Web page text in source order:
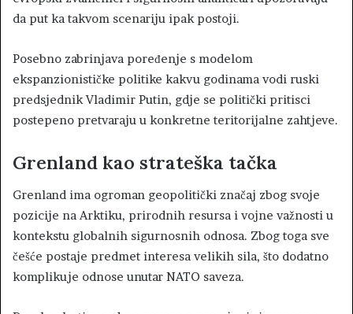
da put ka takvom scenariju ipak postoji.
Posebno zabrinjava poređenje s modelom
ekspanzionističke politike kakvu godinama vodi ruski
predsjednik Vladimir Putin, gdje se politički pritisci
postepeno pretvaraju u konkretne teritorijalne zahtjeve.
Grenland kao strateška tačka
Grenland ima ogroman geopolitički značaj zbog svoje
pozicije na Arktiku, prirodnih resursa i vojne važnosti u
kontekstu globalnih sigurnosnih odnosa. Zbog toga sve
češće postaje predmet interesa velikih sila, što dodatno
komplikuje odnose unutar NATO saveza.